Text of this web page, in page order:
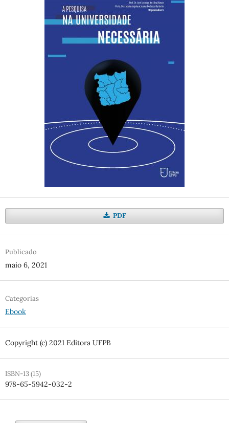
PDF
Publicado
maio 6, 2021
Categorias
Ebook
Copyright (c) 2021 Editora UFPB
ISBN-13 (15)
978-65-5942-032-2